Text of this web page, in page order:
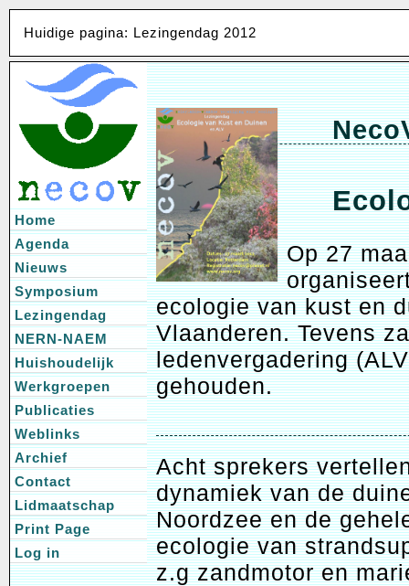
Huidige pagina: Lezingendag 2012
Op 27
ecologie van kust en
Vlaanderen. Tevens
ledenvergadering
gehouden.
Acht sprekers
dynamiek van de
Noordzee en de
ecologie van
z.g zandmotor en
Home
Agenda
Nieuws
Symposium
Lezingendag
NERN-NAEM
Huishoudelijk
Werkgroepen
Publicaties
Weblinks
Archief
Contact
Lidmaatschap
Print Page
Log in